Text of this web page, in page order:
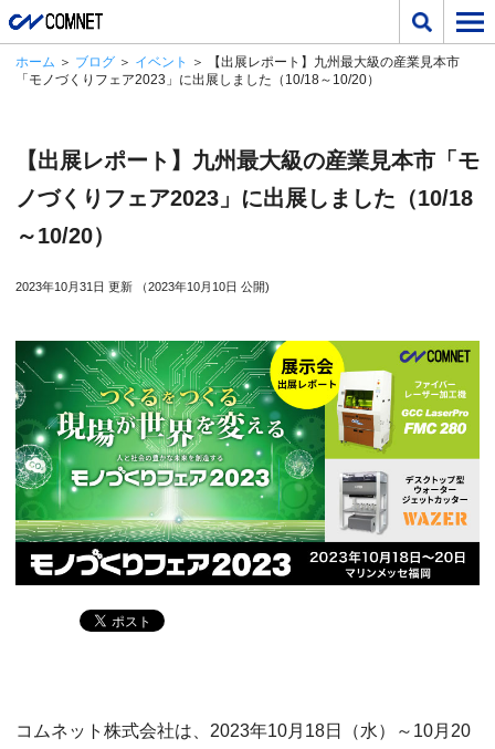
ホーム ＞ ブログ ＞ イベント
＞ 【出展レポート】九州最大級の産業見本市
「モノづくりフェア2023」に出展しました（10/18～10/20）
【出展レポート】九州最大級の産業見本市「モ
ノづくりフェア2023」に出展しました（10/18
～10/20）
2023年10月31日 更新 （2023年10月10日 公開)
コムネット株式会社は、2023年10月18日（水）～10月20